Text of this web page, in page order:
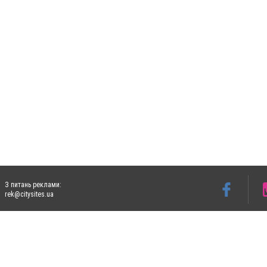
З питань реклами:
rek@citysites.ua